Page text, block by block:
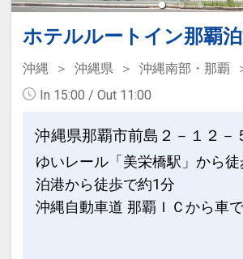
ここがポイント！
●全室Wi-Fi・洗濯機・テレビ
ポット完備で長期滞在に対応♪
●名護市役所・市営運動公園
名護市街地に立地♪
●客室フロアへ乾燥室を設置♪
燥機を設置致します）
●インターネット用ＰＣ・図
●名護市役所・市営運動公園
名護市街地に立地♪
●客室フロアへ乾燥室を設置♪
燥機を設置致します）
●インターネット用ＰＣ・図
あり♪
大浴場のご案内
最上階の海側に面した、大
宿泊者専用となります。（
ホテルルートイン那覇
沖縄 沖縄県 沖縄南部・那覇
In 15:00 / Out 11:00
沖縄県那覇市前島２－１２－
ゆいレール「美栄橋駅」から
泊港から徒歩で約1分
沖縄自動車道 那覇ＩＣから車